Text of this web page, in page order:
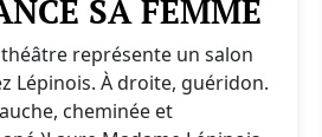
SA FEMME
théâtre représente un salon
Lépinois. À droite, guéridon.
cheminée et